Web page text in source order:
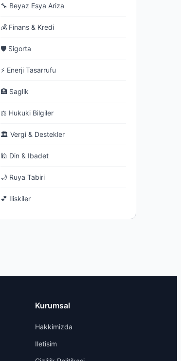
🔧 Beyaz Esya Ariza
💰 Finans & Kredi
🛡 Sigorta
⚡ Enerji Tasarrufu
🏥 Saglik
⚖ Hukuki Bilgiler
🏛 Vergi & Destekler
🕌 Din & Ibadet
🌙 Ruya Tabiri
💕 Iliskiler
Kurumsal
Hakkimizda
Iletisim